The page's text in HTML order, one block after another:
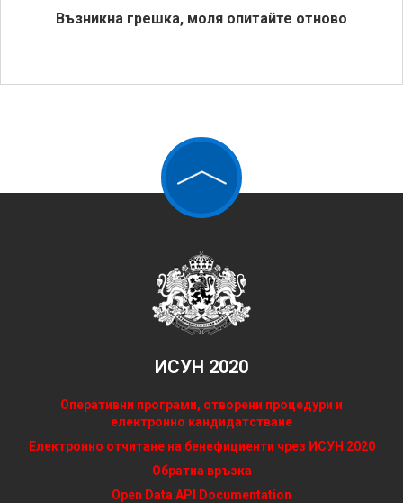
Възникна грешка, моля опитайте отново
ИСУН 2020
Оперативни програми, отворени процедури и
електронно кандидатстване
Електронно отчитане на бенефициенти чрез ИСУН 2020
Обратна връзка
Open Data API Documentation